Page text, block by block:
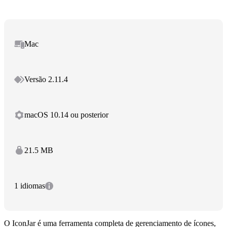
Mac
Versão 2.11.4
macOS 10.14 ou posterior
21.5 MB
1 idiomas
O IconJar é uma ferramenta completa de gerenciamento de ícones,